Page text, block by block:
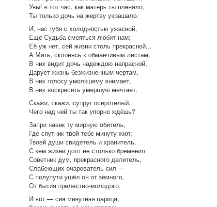
Увы! в тот час, как матерь ты пленяло,
Ты только дочь на жертву украшало.
И, нас губя с холодностью ужасной,
Ещё Судьба смеяться любит нам;
Её уж нет, сей жизни столь прекрасной...
А Мать, склонясь к обманчивым листам,
В них видит дочь надеждою напрасной,
Дарует жизнь безжизненным чертам,
В них голосу умолкшему внимает,
В них воскресить умершую мечтает.
Скажи, скажи, супруг осиротелый,
Чего над ней ты так упорно ждёшь?
Запри навек ту мирную обитель,
Где спутник твой тебе минуту жил;
Твоей души свидетель и хранитель,
С кем жизни долг не столько бременил
Советник дум, прекрасного делитель,
Слабеющих очарователь сил —
С полупути ушёл он от земного,
От бытия прелестно-молодого.
И вот — сия минутная царица,